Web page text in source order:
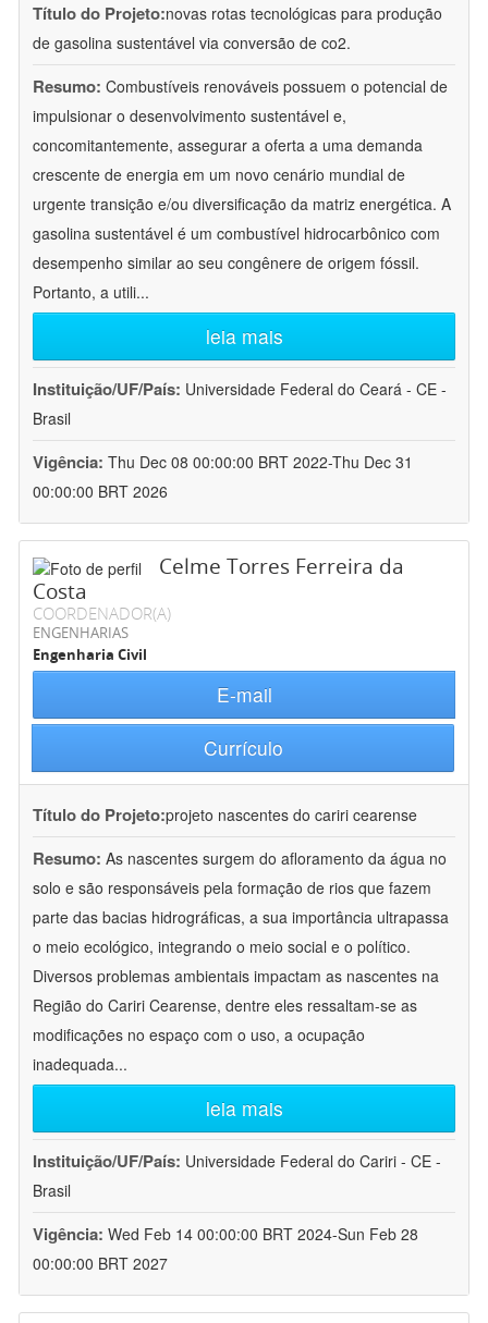
Título do Projeto:novas rotas tecnológicas para produção
de gasolina sustentável via conversão de co2.
Resumo: Combustíveis renováveis possuem o potencial de
impulsionar o desenvolvimento sustentável e,
concomitantemente, assegurar a oferta a uma demanda
crescente de energia em um novo cenário mundial de
urgente transição e/ou diversificação da matriz energética. A
gasolina sustentável é um combustível hidrocarbônico com
desempenho similar ao seu congênere de origem fóssil.
Portanto, a utili...
leia mais
Instituição/UF/País: Universidade Federal do Ceará - CE -
Brasil
Vigência: Thu Dec 08 00:00:00 BRT 2022-Thu Dec 31
00:00:00 BRT 2026
Celme Torres Ferreira da
Costa
COORDENADOR(A)
ENGENHARIAS
Engenharia Civil
E-mail
Currículo
Título do Projeto:projeto nascentes do cariri cearense
Resumo: As nascentes surgem do afloramento da água no
solo e são responsáveis pela formação de rios que fazem
parte das bacias hidrográficas, a sua importância ultrapassa
o meio ecológico, integrando o meio social e o político.
Diversos problemas ambientais impactam as nascentes na
Região do Cariri Cearense, dentre eles ressaltam-se as
modificações no espaço com o uso, a ocupação
inadequada...
leia mais
Instituição/UF/País: Universidade Federal do Cariri - CE -
Brasil
Vigência: Wed Feb 14 00:00:00 BRT 2024-Sun Feb 28
00:00:00 BRT 2027